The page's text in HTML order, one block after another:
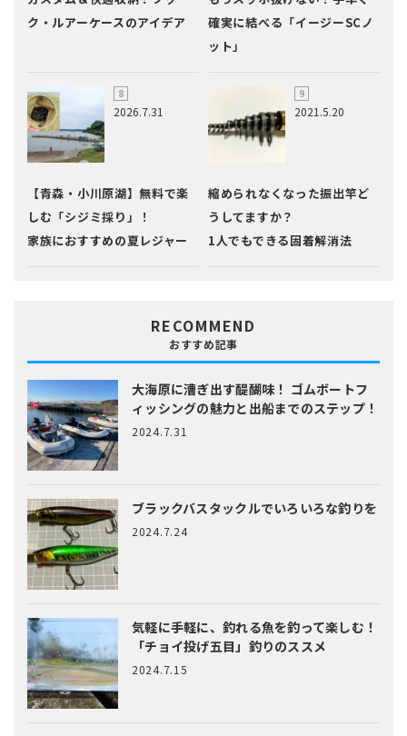
ク・ルアーケースのアイデア
確実に結べる「イージーSCノ
ット」
2026.7.31
【青森・小川原湖】無料で楽
しむ「シジミ採り」！
家族におすすめの夏レジャー
2021.5.20
縮められなくなった振出竿ど
うしてますか？
1人でもできる固着解消法
RECOMMEND
おすすめ記事
大海原に漕ぎ出す醍醐味！ ゴムボートフ
ィッシングの魅力と出船までのステップ！
2024.7.31
ブラックバスタックルでいろいろな釣りを
2024.7.24
気軽に手軽に、釣れる魚を釣って楽しむ！
「チョイ投げ五目」釣りのススメ
2024.7.15